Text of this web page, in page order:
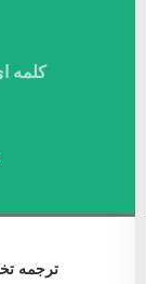
کلمه
ترجمه